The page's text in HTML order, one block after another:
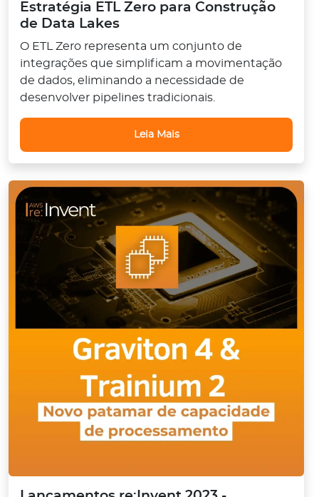
Estratégia ETL Zero para Construção
de Data Lakes
O ETL Zero representa um conjunto de
integrações que simplificam a movimentação
de dados, eliminando a necessidade de
desenvolver pipelines tradicionais.
Leia Mais